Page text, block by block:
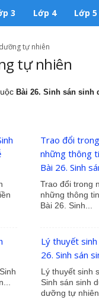
3 Lớp 4 Lớp 5
tự nhiên
tự nhiên
Bài 26. Sinh sán sinh
Trao đổi
những thông
Bài 26. Sinh
Trao đổi trong
những thông
Bài 26. Sinh...
Lý thuyết
26. Sinh sán
Lý thuyết sinh
Sinh sán sinh
dưỡng tự nhiên